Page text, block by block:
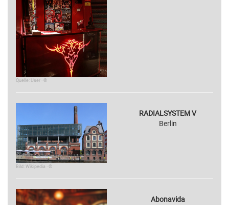
Quelle: User · ©
Bild: Wikipedia · ©
RADIALSYSTEM V
Berlin
Abonavida